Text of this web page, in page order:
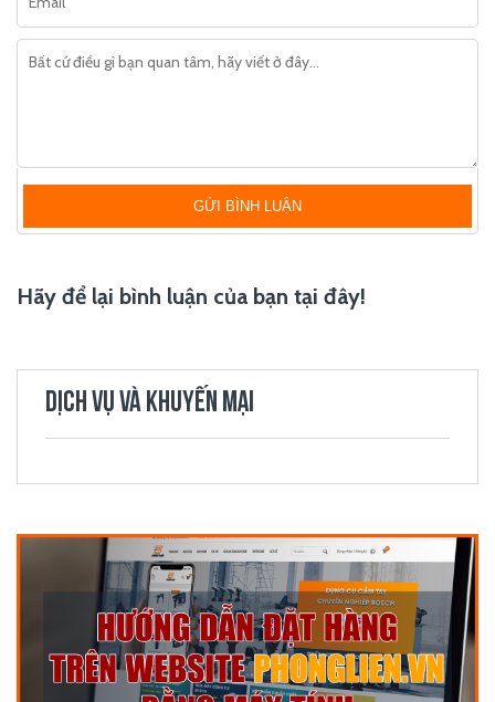
GỬI BÌNH LUẬN
Hãy để lại bình luận của bạn tại đây!
DỊCH VỤ VÀ KHUYẾN MẠI